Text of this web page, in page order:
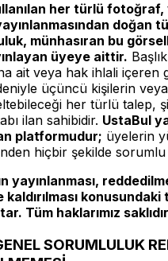
her türlü fotoğraf,
doğan
münhasıran bu
üyeye aittir.
ait veya hak ihlali içeren
üçüncü kişilerin
her türlü talep,
ilan sahibidir. UstaBul
platformudur; üyelerin
hiçbir şekilde
yayınlanması,
konusundaki
Tüm haklarımız
SORUMLULUK